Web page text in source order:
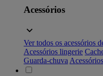
Acessórios
Ver todos os acessórios
Acessórios lingerie
Guarda-chuva